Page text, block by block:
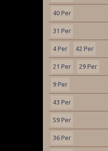
40 Per
31 Per
4 Per 42 Per
21 Per 29 Per
9 Per
43 Per
59 Per
36 Per